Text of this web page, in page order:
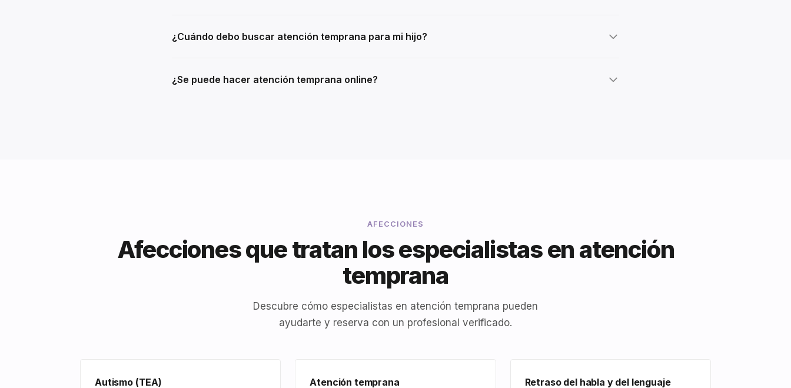
¿Cuándo debo buscar atención temprana para mi hijo?
¿Se puede hacer atención temprana online?
AFECCIONES
Afecciones que tratan los especialistas en atención
temprana
Descubre cómo especialistas en atención temprana pueden
ayudarte y reserva con un profesional verificado.
Autismo (TEA) Atención temprana Retraso del habla y del lenguaje